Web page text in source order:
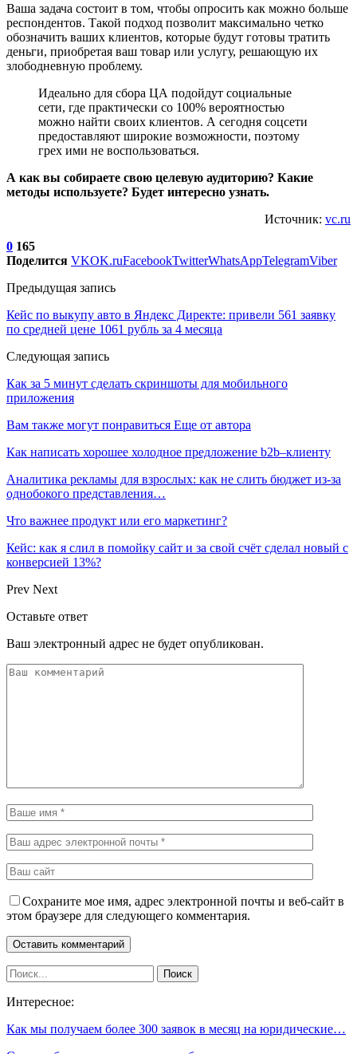
Ваша задача состоит в том, чтобы опросить как можно больше
респондентов. Такой подход позволит максимально четко
обозначить ваших клиентов, которые будут готовы тратить
деньги, приобретая ваш товар или услугу, решающую их
злободневную проблему.
Идеально для сбора ЦА подойдут социальные
сети, где практически со 100% вероятностью
можно найти своих клиентов. А сегодня соцсети
предоставляют широкие возможности, поэтому
грех ими не воспользоваться.
А как вы собираете свою целевую аудиторию? Какие
методы используете? Будет интересно узнать.
Источник: vc.ru
0 165
Поделится VKOK.ruFacebookTwitterWhatsAppTelegramViber
Предыдущая запись
Кейс по выкупу авто в Яндекс Директе: привели 561 заявку
по средней цене 1061 рубль за 4 месяца
Следующая запись
Как за 5 минут сделать скриншоты для мобильного
приложения
Вам также могут понравиться Еще от автора
Как написать хорошее холодное предложение b2b–клиенту
Аналитика рекламы для взрослых: как не слить бюджет из-за
однобокого представления…
Что важнее продукт или его маркетинг?
Кейс: как я слил в помойку сайт и за свой счёт сделал новый с
конверсией 13%?
Prev Next
Оставьте ответ
Ваш электронный адрес не будет опубликован.
Сохраните мое имя, адрес электронной почты и веб-сайт в
этом браузере для следующего комментария.
Интересное:
Как мы получаем более 300 заявок в месяц на юридические…